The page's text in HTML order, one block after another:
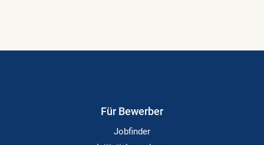
Für Bewerber
Jobfinder